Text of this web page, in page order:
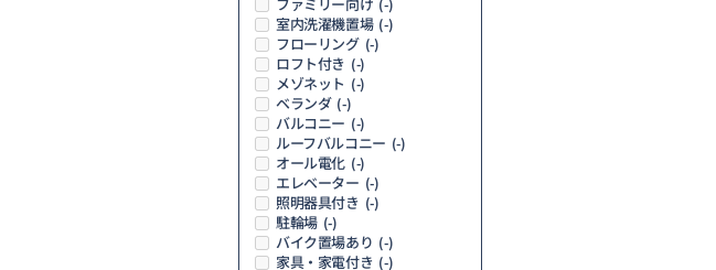
(-)
室内洗濯機置場 (-)
フローリング (-)
ロフト付き (-)
メゾネット (-)
ベランダ (-)
バルコニー (-)
ルーフバルコニー (-)
オール電化 (-)
エレベーター (-)
照明器具付き (-)
駐輪場 (-)
バイク置場あり (-)
家具・家電付き (-)